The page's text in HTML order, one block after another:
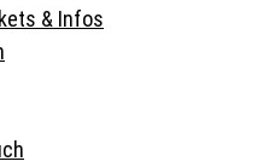
& Infos